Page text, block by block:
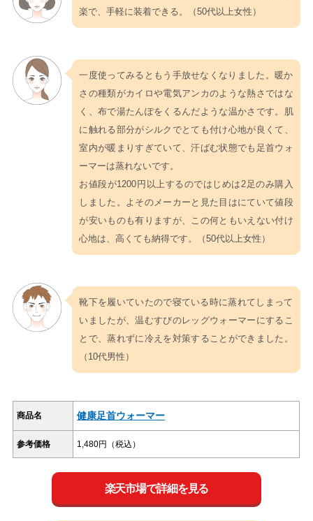
楽で、手軽に装着できる。（50代以上女性）
一度使ってみるともう手放せなくなりました。暖か
さの種類がカイロや電気アンカのような熱さではな
く、布で湯たんぽをくるんだような温かさです。肌
に触れる部分がシルクでとても付け心地が良くて、
室内が暖まりすぎていて、汗ばむ状態でも足首ウォ
ーマーは蒸れないです。
お値段が1200円以上するのではじめは2足のみ購入
しました。よそのメーカーと見た目はにていて値段
が安いものも有りますが、この何ともいえない付け
心地は、高くても納得です。（50代以上女性）
靴下を履いていたので寝ている時に蒸れてしまって
いましたが、温むすびのレッグウォーマーにするこ
とで、蒸れずに冷えを対策することができました。
（10代男性）
商品名 健康足首ウォーマー
参考価格 1,480円（税込）
楽天市場で詳細を見る